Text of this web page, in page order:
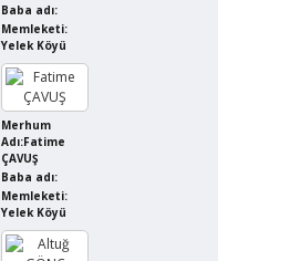
Baba adı:
Memleketi:
Yelek Köyü
Merhum
Adı:Fatime
ÇAVUŞ
Baba adı:
Memleketi:
Yelek Köyü